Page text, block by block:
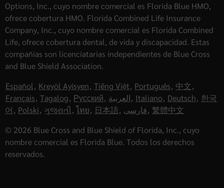
Options, Inc., cuyo nombre comercial es Florida Blue HMO,
ofrece cobertura HMO. Florida Combined Life Insurance
Company, Inc., cuyo nombre comercial es Florida Combined
Life, ofrece cobertura dental, de vida y discapacidad. Estas
compañías son licenciatarias independientes de Blue Cross
and Blue Shield Association.
Español, Kreyòl Ayisyen, Tiếng Việt, Português, 中文,
Français, Tagalog, Русский, العربية, Italiano, Deutsch, 한국
어, Polski, ગુજરાતી, ไทย, 日本語, فارسی, 繁體中文
© 2026 Blue Cross and Blue Shield of Florida, Inc., cuyo
nombre comercial es Florida Blue. Todos los derechos
reservados.